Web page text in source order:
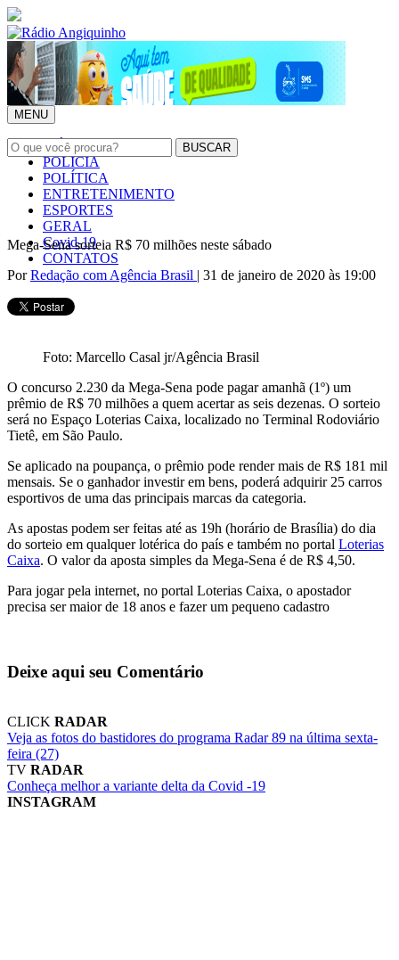
MENU
INÍCIO
POLÍCIA
POLÍTICA
ENTRETENIMENTO
ESPORTES
GERAL
Covid-19
CONTATOS
Mega-Sena sorteia R$ 70 milhões neste sábado
PorRedação com Agência Brasil | 31 de janeiro de 2020 às 19:00
Foto: Marcello Casal jr/Agência Brasil
O concurso 2.230 da Mega-Sena pode pagar amanhã (1º) um
prêmio de R$ 70 milhões a quem acertar as seis dezenas. O sorteio
será no Espaço Loterias Caixa, localizado no Terminal Rodoviário
Tietê, em São Paulo.
Se aplicado na poupança, o prêmio pode render mais de R$ 181 mil
mensais. Se o ganhador investir em bens, poderá adquirir 25 carros
esportivos de uma das principais marcas da categoria.
As apostas podem ser feitas até as 19h (horário de Brasília) do dia
do sorteio em qualquer lotérica do país e também no portal Loterias
Caixa. O valor da aposta simples da Mega-Sena é de R$ 4,50.
Para jogar pela internet, no portal Loterias Caixa, o apostador
precisa ser maior de 18 anos e fazer um pequeno cadastro
Deixe aqui seu Comentário
CLICK RADAR
Veja as fotos do bastidores do programa Radar 89 na última sexta-
feira (27)
TV RADAR
Conheça melhor a variante delta da Covid -19
INSTAGRAM